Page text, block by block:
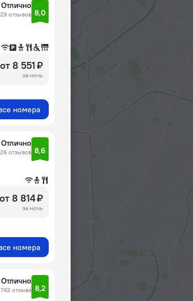
Отлично
отзывов 8,0
от 8 551 ₽
за ночь
номера
Отлично
отзывов 8,6
от 8 814 ₽
за ночь
номера
Отлично
742 отзыва 8,2